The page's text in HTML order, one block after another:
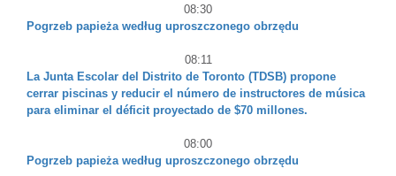
08:30
Pogrzeb papieża według uproszczonego obrzędu
08:11
La Junta Escolar del Distrito de Toronto (TDSB) propone
cerrar piscinas y reducir el número de instructores de música
para eliminar el déficit proyectado de $70 millones.
08:00
Pogrzeb papieża według uproszczonego obrzędu